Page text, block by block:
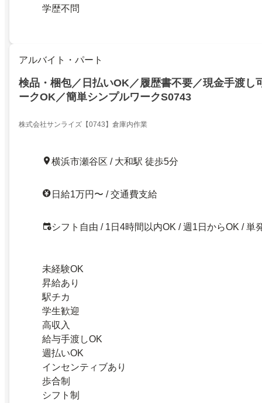
学歴不問
アルバイト・パート
検品・梱包／日払いOK／履歴書不要／現金手渡し
ークOK／簡単シンプルワークS0743
株式会社サンライズ【0743】倉庫内作業
横浜市瀬谷区 / 大和駅 徒歩5分
日給1万円〜 / 交通費支給
シフト自由 / 1日4時間以内OK / 週1日からOK / 単
未経験OK
昇給あり
駅チカ
学生歓迎
高収入
給与手渡しOK
週払いOK
インセンティブあり
歩合制
シフト制